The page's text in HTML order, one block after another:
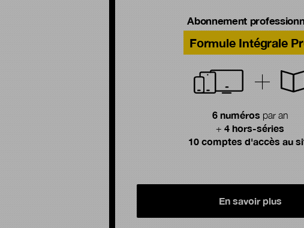
Abonnement
Formule Intégrale
6 numéros par an
+ 4 hors-séries
10 comptes d'accès au
En savoir plus